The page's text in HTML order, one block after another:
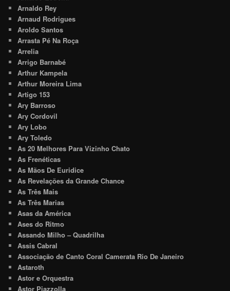
Arnaldo Rey
Arnaud Rodrigues
Aroldo Santos
Arrasta Pé Na Roça
Arrelia
Arrigo Barnabé
Arthur Kampela
Arthur Moreira Lima
Artigo 153
Ary Barroso
Ary Cordovil
Ary Lobo
Ary Toledo
As 20 Melhores Para Vizinho Chato
As Frenéticas
As Mãos De Euridice
As Revelações da Grande Chance
As Três Mais
As Três Marias
Asas da América
Ases do Ritmo
Assando Milho – Quadrilha
Assis Cabral
Associação de Canto Coral Camerata Rio De Janeiro
Astaroth
Astor e Orquestra
Astor Piazzolla